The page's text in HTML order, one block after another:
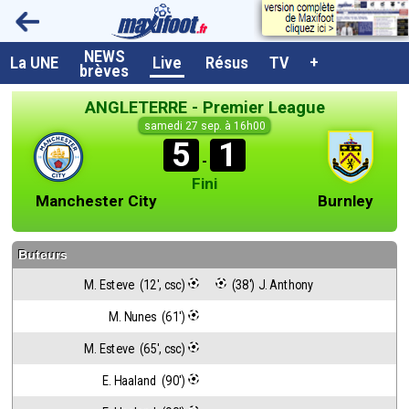
La UNE NEWS
brèves Live Résus TV +
ANGLETERRE - Premier League
samedi 27 sep. à 16h00
5 - 1
Fini
Manchester City
Burnley
Buteurs
M. Esteve  (12', csc) (38') J. Anthony
M. Nunes  (61')
M. Esteve  (65', csc)
E. Haaland  (90')
A la UNE
Dernières brèves
Live / Matchs en direct
Résultats et Classements
Class. buteurs européens
Programme TV foot
Vidéos
Tableau transferts L1
Taille de la police
Paramètrages / Options